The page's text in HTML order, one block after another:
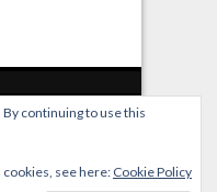
continuing to use this
see here: Cookie Policy